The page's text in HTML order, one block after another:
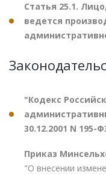
Статья 25.1.
ведется
"Кодекс
30.12.2001 N 195-
Приказ
"О внесении